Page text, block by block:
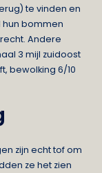
te vinden en
hun bommen
Andere
3 mijl zuidoost
bewolking 6/10
zijn echt tof om
ze het zien